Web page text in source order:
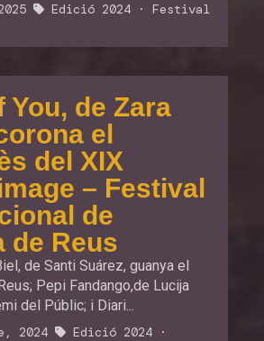
Edició 2024 · Festival
You, de Zara
el
del XIX
– Festival
de
de Reus
de Santi Suárez, guanya el
Pepi Fandango,de Lucija
del Públic; i Diari...
2024 Edició 2024 ·